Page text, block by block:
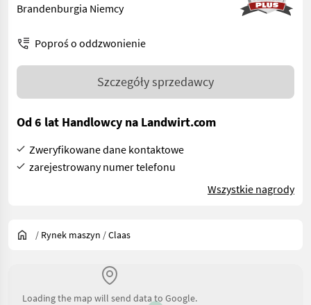
Brandenburgia Niemcy
Poproś o oddzwonienie
Szczegóły sprzedawcy
Od 6 lat Handlowcy na Landwirt.com
Zweryfikowane dane kontaktowe
zarejestrowany numer telefonu
Wszystkie nagrody
/ Rynek maszyn /Claas
Loading the map will send data to Google.